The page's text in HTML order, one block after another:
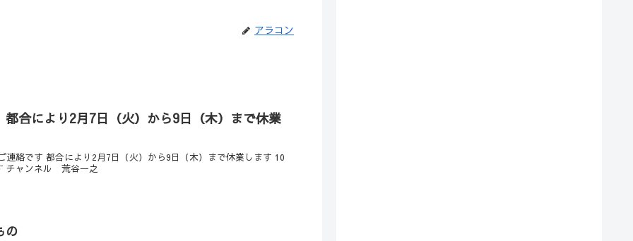
アラコン
合により2月7日（火）から9日（木）まで休業
連絡です 都合により2月7日（火）から9日（木）まで休業します 10
チャンネル 荒谷一之
の